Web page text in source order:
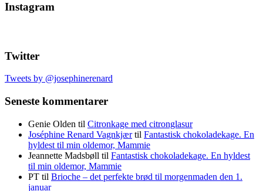
Instagram
Twitter
Tweets by @josephinerenard
Seneste kommentarer
Genie Olden til Citronkage med citronglasur
Joséphine Renard Vagnkjærtil Fantastisk chokoladekage. En
hyldest til min oldemor, Mammie
Jeannette Madsbøll til Fantastisk chokoladekage. En hyldest
til min oldemor, Mammie
PT til Brioche – det perfekte brød til morgenmaden den 1.
januar